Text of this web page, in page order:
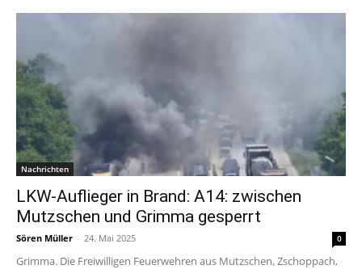
Nachrichten
LKW-Auflieger in Brand: A14: zwischen
Mutzschen und Grimma gesperrt
Sören Müller - 24. Mai 2025 0
Grimma. Die Freiwilligen Feuerwehren aus Mutzschen, Zschoppach,